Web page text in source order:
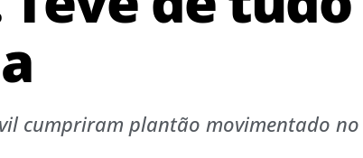
cumpriram plantão movimentado